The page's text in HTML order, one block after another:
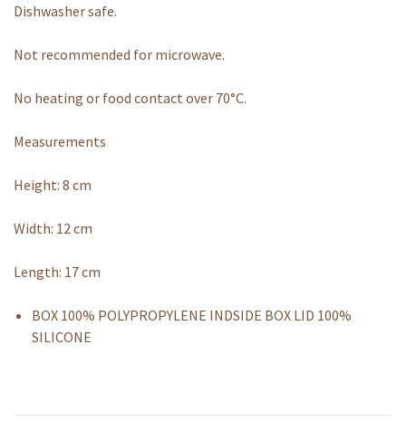
Dishwasher safe.
Not recommended for microwave.
No heating or food contact over 70°C.
Measurements
Height: 8 cm
Width: 12 cm
Length: 17 cm
BOX 100% POLYPROPYLENE INDSIDE BOX LID 100%
SILICONE